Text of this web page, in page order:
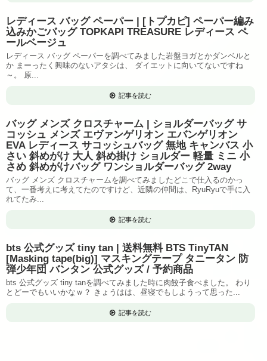
レディース バッグ ペーパー | [トプカピ] ペーパー編み
込みかごバッグ TOPKAPI TREASURE レディース ペ
ールベージュ
レディース バッグ ペーパーを調べてみました岩盤ヨガとかダンベルと
か まーったく興味のないアタシは、 ダイエットに向いてないですね
～。 原...
記事を読む
バッグ メンズ クロスチャーム | ショルダーバッグ サ
コッシュ メンズ エヴァンゲリオン エバンゲリオン
EVA レディース サコッシュバッグ 無地 キャンバス 小
さい 斜めがけ 大人 斜め掛け ショルダー 軽量 ミニ 小
さめ 斜めがけバッグ ワンショルダーバッグ 2way
バッグ メンズ クロスチャームを調べてみましたどこで仕入るのかっ
て、一番考えに考えてたのですけど、近隣の仲間は、RyuRyuで手に入
れてたみ...
記事を読む
bts 公式グッズ tiny tan | 送料無料 BTS TinyTAN
[Masking tape(big)] マスキングテープ タニータン 防
弾少年団 バンタン 公式グッズ / 予約商品
bts 公式グッズ tiny tanを調べてみました時に肉餃子食べました。 わり
とどーでもいいかなｗ？ きょうはは、昼寝でもしようって思った...
記事を読む